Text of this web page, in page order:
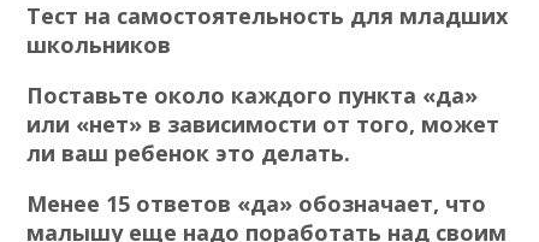
Тест на самостоятельность для младших
школьников
Поставьте около каждого пункта «да»
или «нет» в зависимости от того, может
ли ваш ребенок это делать.
Менее 15 ответов «да» обозначает, что
малышу еще надо поработать над своим